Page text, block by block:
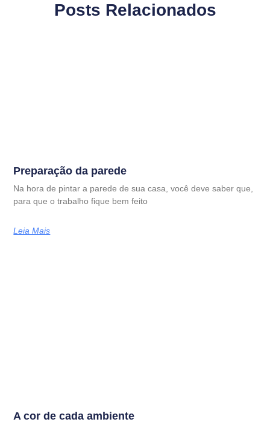
Posts Relacionados
Preparação da parede
Na hora de pintar a parede de sua casa, você deve saber que,
para que o trabalho fique bem feito
Leia Mais
A cor de cada ambiente